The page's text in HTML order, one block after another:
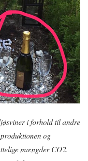
i forhold til andre
og
mængder CO2.